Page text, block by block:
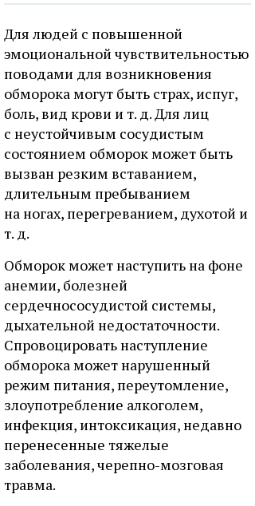
Для людей с повышенной
эмоциональной чувствительностью
поводами для возникновения
обморока могут быть страх, испуг,
боль, вид крови и т. д. Для лиц
с неустойчивым сосудистым
состоянием обморок может быть
вызван резким вставанием,
длительным пребыванием
на ногах, перегреванием, духотой и
т. д.
Обморок может наступить на фоне
анемии, болезней
сердечнососудистой системы,
дыхательной недостаточности.
Спровоцировать наступление
обморока может нарушенный
режим питания, переутомление,
злоупотребление алкоголем,
инфекция, интоксикация, недавно
перенесенные тяжелые
заболевания, черепно-мозговая
травма.